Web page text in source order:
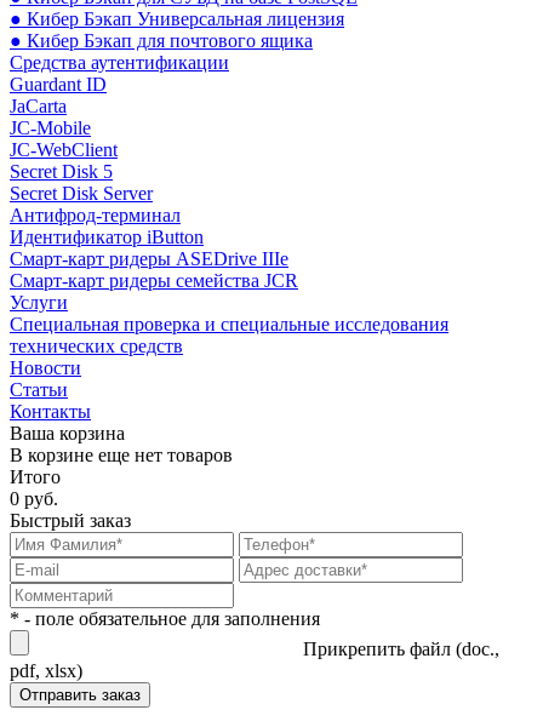
● Кибер Бэкап Универсальная лицензия
● Кибер Бэкап для почтового ящика
Средства аутентификации
Guardant ID
JaCarta
JC-Mobile
JC-WebClient
Secret Disk 5
Secret Disk Server
Антифрод-терминал
Идентификатор iButton
Смарт-карт ридеры ASEDrive IIIe
Смарт-карт ридеры семейства JCR
Услуги
Специальная проверка и специальные исследования
технических средств
Новости
Статьи
Контакты
Ваша корзина
В корзине еще нет товаров
Итого
0 руб.
Быстрый заказ
* - поле обязательное для заполнения
Прикрепить файл (doc.,
pdf, xlsx)